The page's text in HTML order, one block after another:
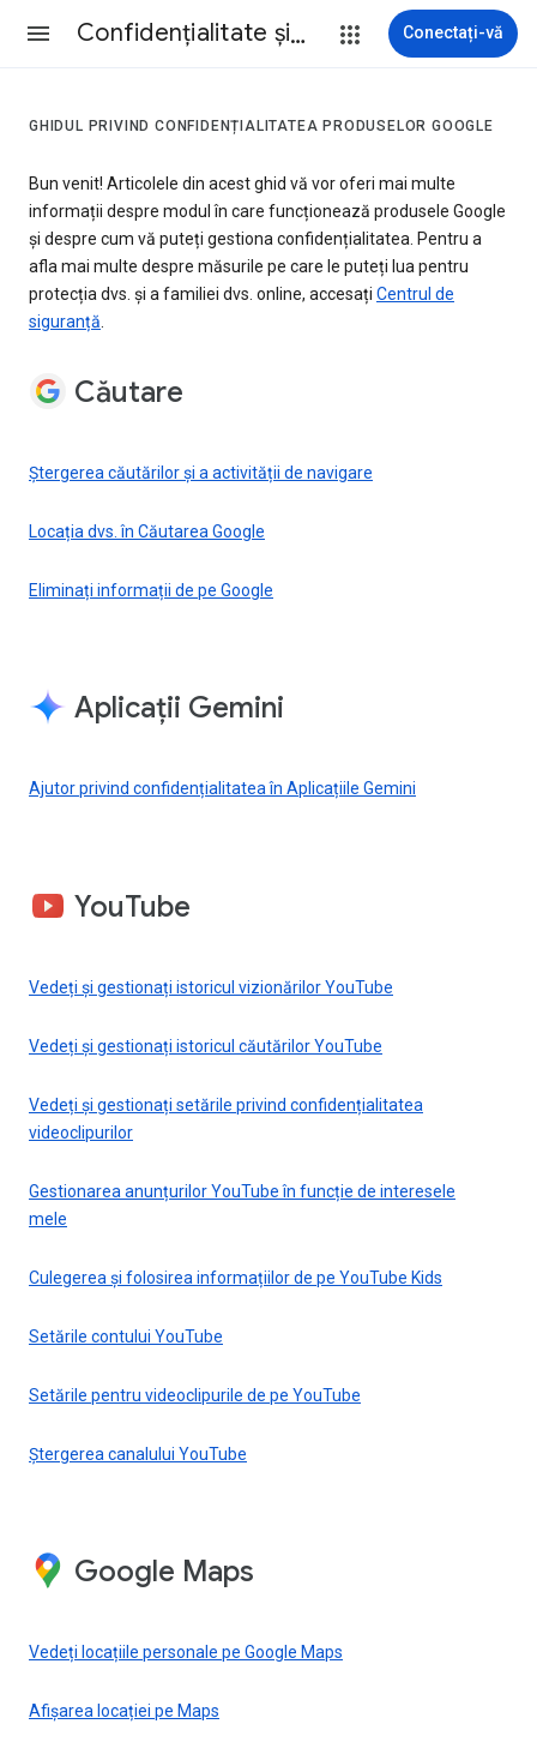
Confidenţialitate şi termeni Conectați-vă
GHIDUL PRIVIND CONFIDENȚIALITATEA PRODUSELOR GOOGLE
Bun venit! Articolele din acest ghid vă vor oferi mai multe
informații despre modul în care funcționează produsele Google
și despre cum vă puteți gestiona confidențialitatea. Pentru a
afla mai multe despre măsurile pe care le puteți lua pentru
protecția dvs. și a familiei dvs. online, accesați Centrul de
siguranță.
Căutare
Ștergerea căutărilor și a activității de navigare
Locația dvs. în Căutarea Google
Eliminați informații de pe Google
Aplicații Gemini
Ajutor privind confidențialitatea în Aplicațiile Gemini
YouTube
Vedeți și gestionați istoricul vizionărilor YouTube
Vedeți și gestionați istoricul căutărilor YouTube
Vedeți și gestionați setările privind confidențialitatea
videoclipurilor
Gestionarea anunțurilor YouTube în funcție de interesele
mele
Culegerea și folosirea informațiilor de pe YouTube Kids
Setările contului YouTube
Setările pentru videoclipurile de pe YouTube
Ștergerea canalului YouTube
Google Maps
Vedeți locațiile personale pe Google Maps
Afișarea locației pe Maps